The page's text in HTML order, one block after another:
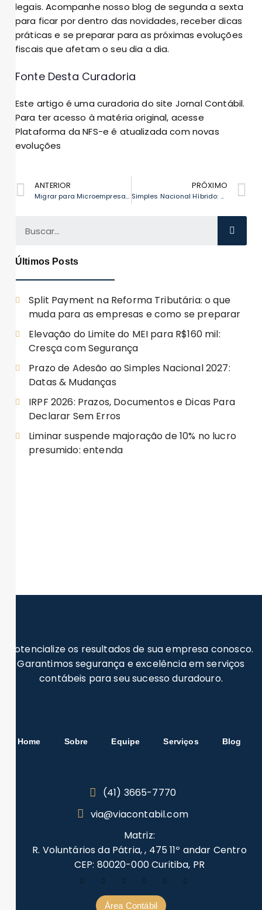
legais. Acompanhe nosso blog de segunda a sexta
para ficar por dentro das novidades, receber dicas
práticas e se preparar para as próximas evoluções
fiscais que afetam o seu dia a dia.
Fonte Desta Curadoria
Este artigo é uma curadoria do site Jornal Contábil.
Para ter acesso à matéria original, acesse
Plataforma da NFS-e é atualizada com novas
evoluções
ANTERIOR
Migrar para Microempresa: Passo a Passo para MEI sem Surpresas
PRÓXIMO
Simples Nacional Híbrido: competitividade na Reforma Tributária
Últimos Posts
Split Payment na Reforma Tributária: o que
muda para as empresas e como se preparar
Elevação do Limite do MEI para R$160 mil:
Cresça com Segurança
Prazo de Adesão ao Simples Nacional 2027:
Datas & Mudanças
IRPF 2026: Prazos, Documentos e Dicas Para
Declarar Sem Erros
Liminar suspende majoração de 10% no lucro
presumido: entenda
Potencialize os resultados de sua empresa conosco.
Garantimos segurança e excelência em serviços
contábeis para seu sucesso duradouro.
Home Sobre Equipe Serviços Blog
(41) 3665-7770
via@viacontabil.com
Matriz:
R. Voluntários da Pátria, , 475 11º andar Centro
CEP: 80020-000 Curitiba, PR
Área Contábil